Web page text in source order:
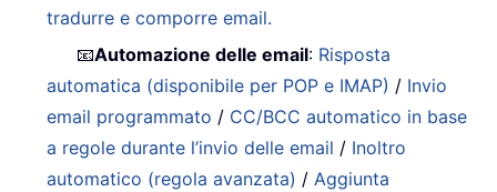
tradurre e comporre email.
📧Automazione delle email: Risposta
automatica (disponibile per POP e IMAP) / Invio
email programmato / CC/BCC automatico in base
a regole durante l’invio delle email / Inoltro
automatico (regola avanzata) /Aggiunta